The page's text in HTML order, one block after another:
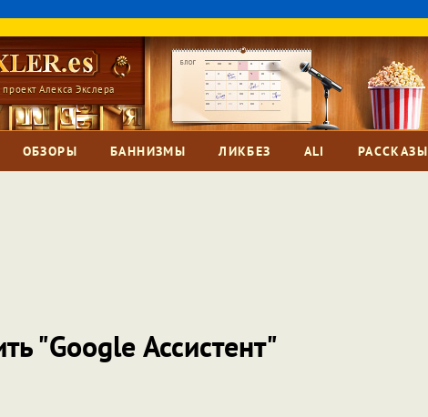
проект Алекса Экслера
ОБЗОРЫ БАННИЗМЫ ЛИКБЕЗ ALI РАССКАЗЫ
"Google Ассистент"